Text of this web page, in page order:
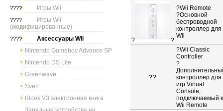
???? Игры Wii
????
Игры Wii
(модифицированные)
????
Аксессуары Wii
Nintendo Gameboy Advance SP
Nintendo DS Lite
Greenwave
Sven
lBook V3 электронная книга
? ?
?Wii Remote
?Основной
беспроводной
контроллер для
Wii
??
?Wii Classic
Controller
?
контроллер для
игр Virtual
Console,
подключаемый к
Wii Remote